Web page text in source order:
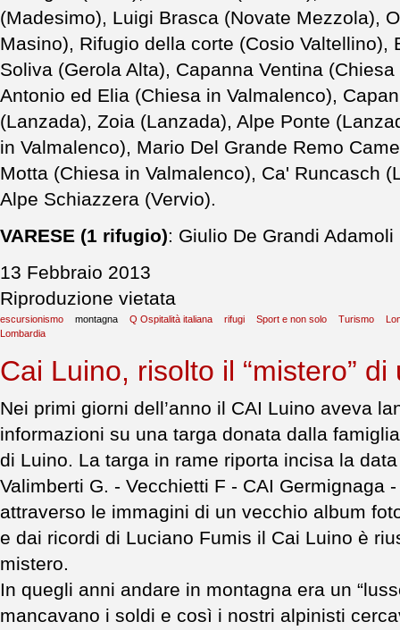
(Madesimo), Luigi Brasca (Novate Mezzola),
Masino), Rifugio della corte (Cosio Valtellino),
Soliva (Gerola Alta), Capanna Ventina
Antonio ed Elia (Chiesa in Valmalenco),
(Lanzada), Zoia (Lanzada), Alpe Ponte
in Valmalenco), Mario Del Grande Remo
Motta (Chiesa in Valmalenco), Ca' Runcasch
Alpe Schiazzera (Vervio).
VARESE (1 rifugio): Giulio De Grandi
13 Febbraio 2013
Riproduzione vietata
escursionismo montagna Q Ospitalità italiana rifugi Sport e non solo Turismo
Lombardia
Cai Luino, risolto il “mistero”
Nei primi giorni dell’anno il CAI Luino aveva
informazioni su una targa donata dalla
di Luino. La targa in rame riporta incisa la
Valimberti G. - Vecchietti F - CAI Germignaga
attraverso le immagini di un vecchio album
e dai ricordi di Luciano Fumis il Cai Luino è
mistero.
In quegli anni andare in montagna era un
mancavano i soldi e così i nostri alpinisti